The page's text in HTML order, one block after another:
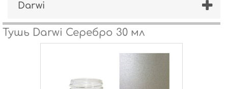
Darwi
Тушь Darwi Серебро 30 мл